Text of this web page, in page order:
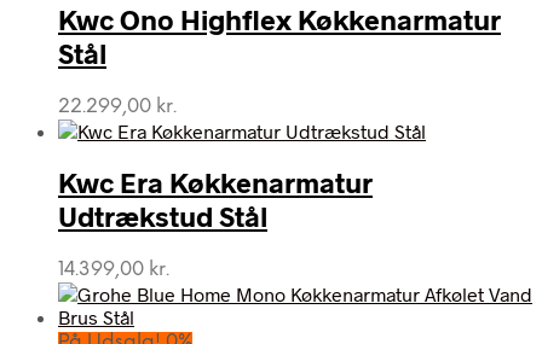
Kwc Ono Highflex Køkkenarmatur
Stål
22.299,00 kr.
Kwc Era Køkkenarmatur
Udtrækstud Stål
14.399,00 kr.